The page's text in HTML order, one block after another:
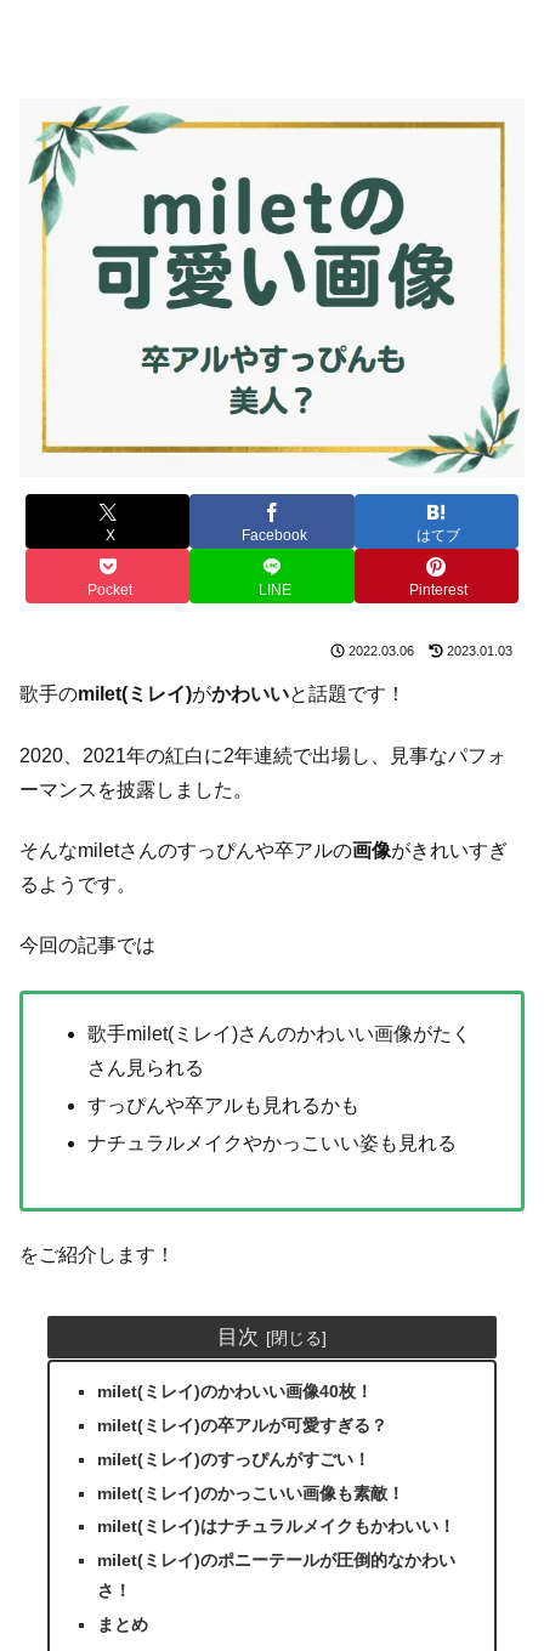
X Facebook はてブ
Pocket LINE Pinterest
2022.03.06 2023.01.03
歌手のmilet(ミレイ)がかわいいと話題です！
2020、2021年の紅白に2年連続で出場し、見事なパフォ
ーマンスを披露しました。
そんなmiletさんのすっぴんや卒アルの画像がきれいすぎ
るようです。
今回の記事では
歌手milet(ミレイ)さんのかわいい画像がたく
さん見られる
すっぴんや卒アルも見れるかも
ナチュラルメイクやかっこいい姿も見れる
をご紹介します！
目次
milet(ミレイ)のかわいい画像40枚！
milet(ミレイ)の卒アルが可愛すぎる？
milet(ミレイ)のすっぴんがすごい！
milet(ミレイ)のかっこいい画像も素敵！
milet(ミレイ)はナチュラルメイクもかわいい！
milet(ミレイ)のポニーテールが圧倒的なかわい
さ！
まとめ